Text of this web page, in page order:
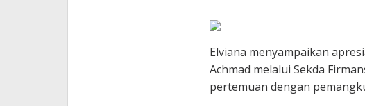
Elviana menyampaikan
Achmad melalui Sekda
pertemuan dengan